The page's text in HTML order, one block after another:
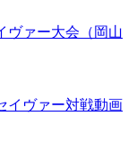
ヴァー大会（岡山
イヴァー対戦動画